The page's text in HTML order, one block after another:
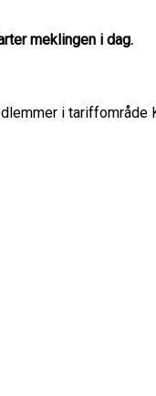
meklingen i dag.
i tariffområde